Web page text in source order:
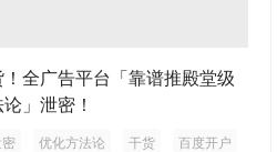
全广告平台「靠谱推殿堂级
」泄密！
优化方法论 干货 百度开户